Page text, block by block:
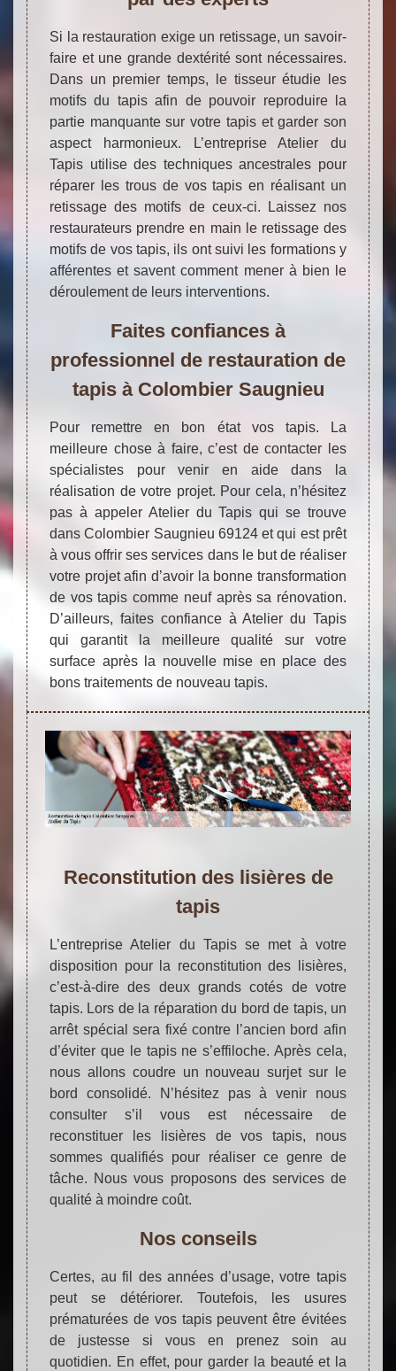
Si la restauration exige un retissage, un savoir-
faire et une grande dextérité sont nécessaires.
Dans un premier temps, le tisseur étudie les
motifs du tapis afin de pouvoir reproduire la
partie manquante sur votre tapis et garder son
aspect harmonieux. L’entreprise Atelier du
Tapis utilise des techniques ancestrales pour
réparer les trous de vos tapis en réalisant un
retissage des motifs de ceux-ci. Laissez nos
restaurateurs prendre en main le retissage des
motifs de vos tapis, ils ont suivi les formations y
afférentes et savent comment mener à bien le
déroulement de leurs interventions.
Faites confiances à
professionnel de restauration de
tapis à Colombier Saugnieu
Pour remettre en bon état vos tapis. La
meilleure chose à faire, c’est de contacter les
spécialistes pour venir en aide dans la
réalisation de votre projet. Pour cela, n’hésitez
pas à appeler Atelier du Tapis qui se trouve
dans Colombier Saugnieu 69124 et qui est prêt
à vous offrir ses services dans le but de réaliser
votre projet afin d’avoir la bonne transformation
de vos tapis comme neuf après sa rénovation.
D’ailleurs, faites confiance à Atelier du Tapis
qui garantit la meilleure qualité sur votre
surface après la nouvelle mise en place des
bons traitements de nouveau tapis.
Reconstitution des lisières de
tapis
L’entreprise Atelier du Tapis se met à votre
disposition pour la reconstitution des lisières,
c’est-à-dire des deux grands cotés de votre
tapis. Lors de la réparation du bord de tapis, un
arrêt spécial sera fixé contre l’ancien bord afin
d’éviter que le tapis ne s’effiloche. Après cela,
nous allons coudre un nouveau surjet sur le
bord consolidé. N’hésitez pas à venir nous
consulter s’il vous est nécessaire de
reconstituer les lisières de vos tapis, nous
sommes qualifiés pour réaliser ce genre de
tâche. Nous vous proposons des services de
qualité à moindre coût.
Nos conseils
Certes, au fil des années d’usage, votre tapis
peut se détériorer. Toutefois, les usures
prématurées de vos tapis peuvent être évitées
de justesse si vous en prenez soin au
quotidien. En effet, pour garder la beauté et la